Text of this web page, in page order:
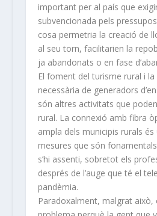
important per al país que
subvencionada pels
cosa permetria la creació de
al seu torn, facilitarien la
ja abandonats o en fase
El foment del turisme rural i
necessària de generadors
són altres activitats que
rural. La connexió amb fibra
ampla dels municipis rurals és
mesures que són
s’hi assenti, sobretot els
després de l’auge que té el
pandèmia.
Paradoxalment, malgrat això,